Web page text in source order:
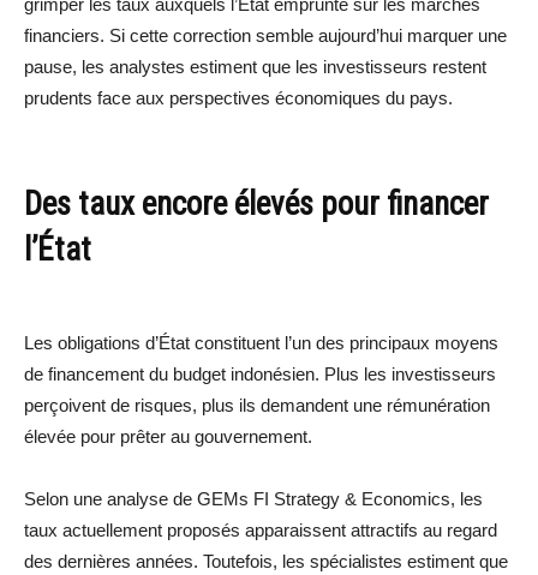
financiers. Si cette correction semble aujourd’hui marquer une
pause, les analystes estiment que les investisseurs restent
prudents face aux perspectives économiques du pays.
Des taux encore élevés pour financer
l’État
Les obligations d’État constituent l’un des principaux moyens
de financement du budget indonésien. Plus les investisseurs
perçoivent de risques, plus ils demandent une rémunération
élevée pour prêter au gouvernement.
Selon une analyse de GEMs FI Strategy & Economics, les
taux actuellement proposés apparaissent attractifs au regard
des dernières années. Toutefois, les spécialistes estiment que